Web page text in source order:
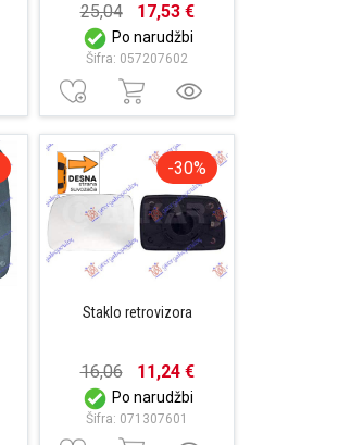
25,04 17,53 €
Po narudžbi
Šifra: 057207602
-30%
Staklo retrovizora
16,06 11,24 €
Po narudžbi
Šifra: 071307601